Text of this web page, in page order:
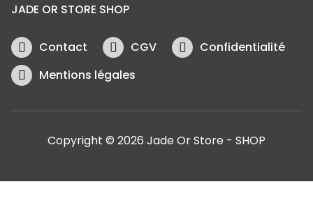
JADE OR STORE SHOP
Contact CGV
Confidentialité
Mentions légales
Copyright © 2026 Jade Or Store - SHOP